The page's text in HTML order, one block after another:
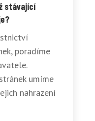
stávající
poradíme
umíme
nahrazení